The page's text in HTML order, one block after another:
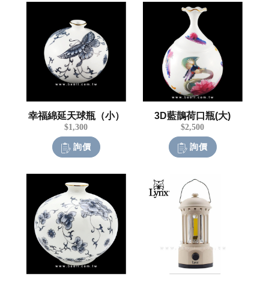
幸福綿延天球瓶（小）
$1,300
詢價
3D藍鵲荷口瓶(大)
$2,500
詢價